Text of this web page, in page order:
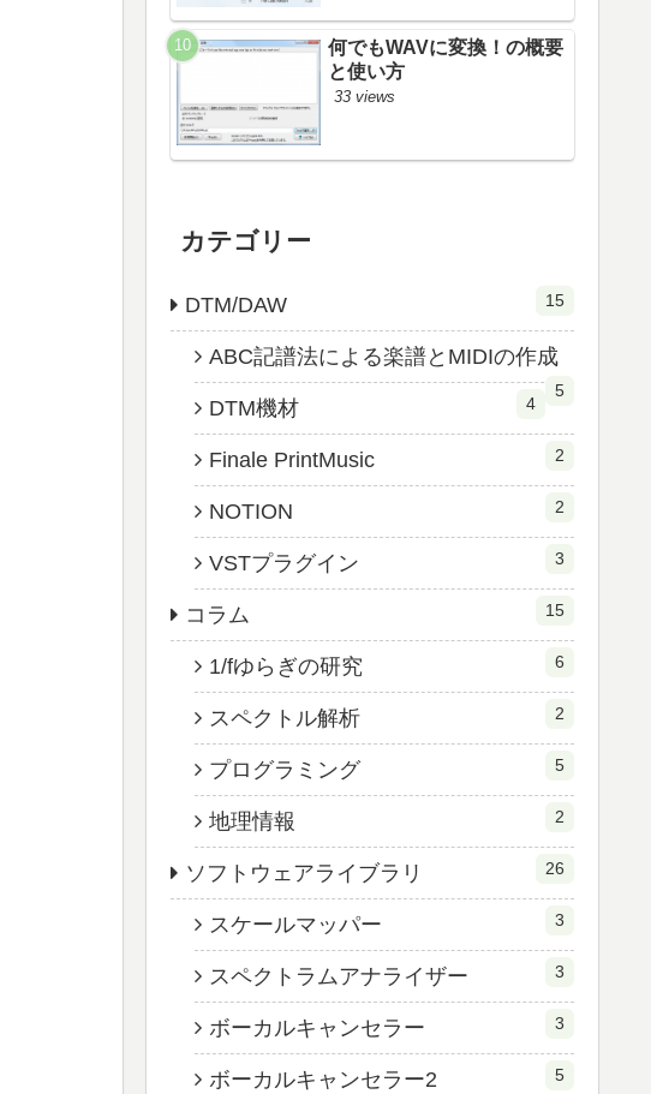
何でもWAVに変換！の概要
と使い方
33 views
カテゴリー
DTM/DAW 15
ABC記譜法による楽譜とMIDIの作成
5
DTM機材 4
Finale PrintMusic 2
NOTION 2
VSTプラグイン 3
コラム 15
1/fゆらぎの研究 6
スペクトル解析 2
プログラミング 5
地理情報 2
ソフトウェアライブラリ 26
スケールマッパー 3
スペクトラムアナライザー 3
ボーカルキャンセラー 3
ボーカルキャンセラー2 5